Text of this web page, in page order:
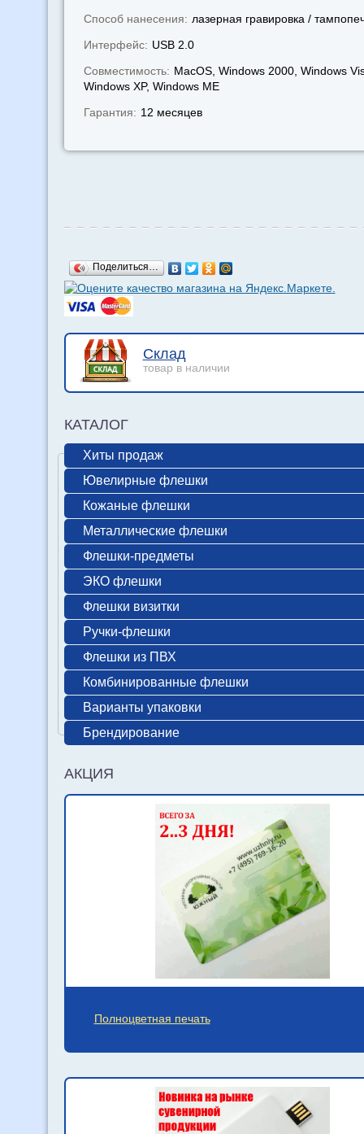
Способ нанесения: лазерная гравировка /
Интерфейс: USB 2.0
Совместимость: MacOS, Windows 2000, Windows
Windows XP, Windows МЕ
Гарантия: 12 месяцев
Поделиться…
Склад
товар в наличии
КАТАЛОГ
Хиты продаж
Ювелирные флешки
Кожаные флешки
Металлические флешки
Флешки-предметы
ЭКО флешки
Флешки визитки
Ручки-флешки
Флешки из ПВХ
Комбинированные флешки
Варианты упаковки
Брендирование
АКЦИЯ
Полноцветная печать